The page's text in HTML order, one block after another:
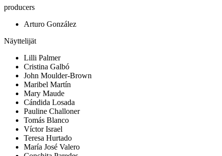
producers
Arturo González
Näyttelijät
Lilli Palmer
Cristina Galbó
John Moulder-Brown
Maribel Martín
Mary Maude
Cándida Losada
Pauline Challoner
Tomás Blanco
Víctor Israel
Teresa Hurtado
María José Valero